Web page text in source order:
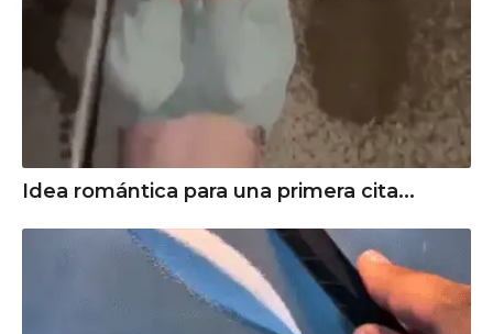
Idea romántica para una primera cita...